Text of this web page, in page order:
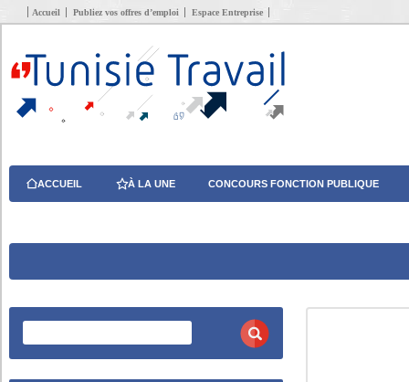
Accueil Publiez vos offres d’emploi Espace Entreprise
ACCUEIL À LA UNE CONCOURS FONCTION PUBLIQUE